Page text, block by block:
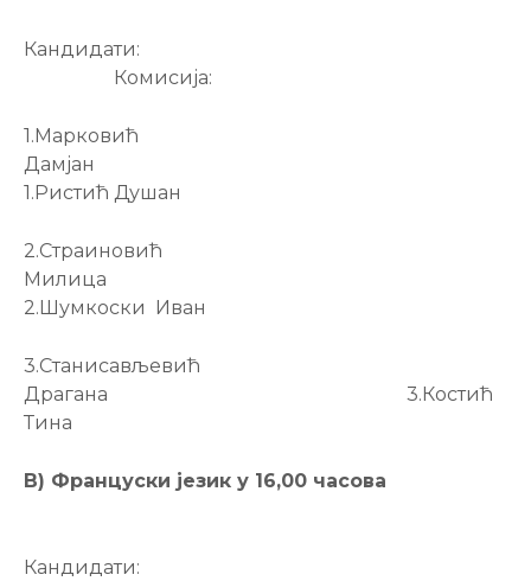
Кандидати:
Комисија:
1.Марковић
Дамјан
1.Ристић Душан
2.Страиновић
Милица
2.Шумкоски Иван
3.Станисављевић
Драгана 3.Костић
Тина
В) Француски језик у 16,00 часова
Кандидати: